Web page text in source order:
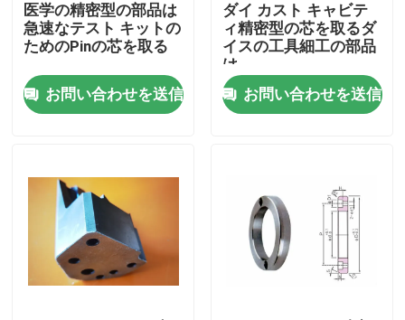
品質管理
私達に連絡しなさい
精密型の部品
プラスチック注入型の部品
医学の精密型の部品は
急速なテスト キットの
ためのPinの芯を取る
お問い合わせを送信
ダイ カスト キャビテ
ィ精密型の芯を取るダ
イスの工具細工の部品
は
お問い合わせを送信